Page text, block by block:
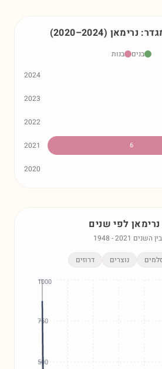
נרימאן (2020–2024)
בנים
בנות
2024
2023
2022
2021 6
2020
נרימאן לפי שנים
השנים 1948 -2021
נוצרים דרוזים
500
750
1000